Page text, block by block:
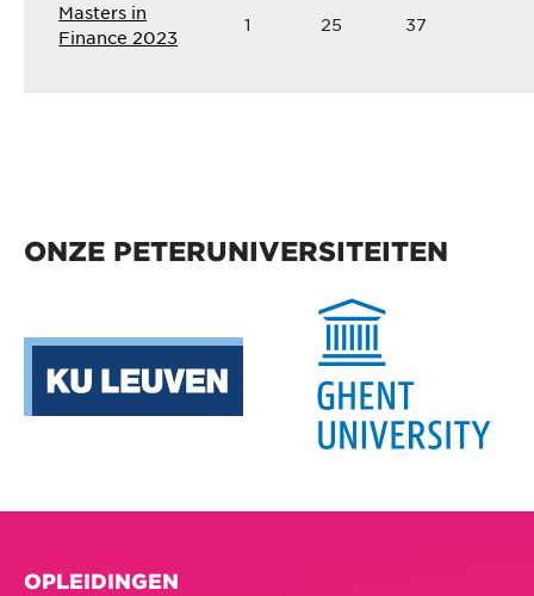
Masters in
Finance 2023
1 25 37
ONZE PETERUNIVERSITEITEN
OPLEIDINGEN